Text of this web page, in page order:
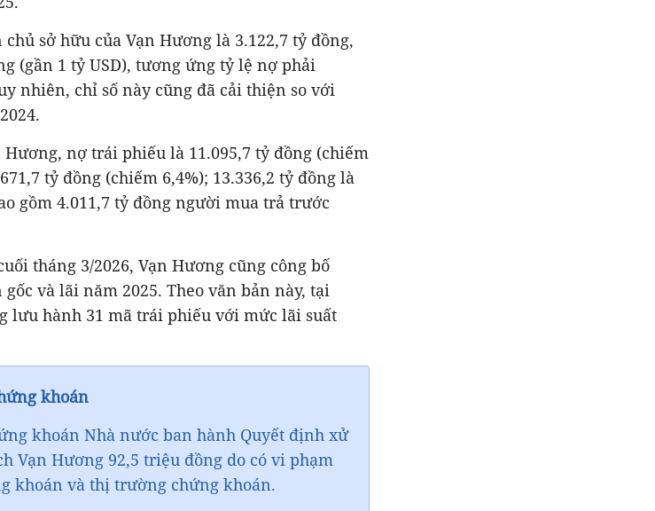
(gần 1 tỷ USD), tương ứng tỷ lệ nợ phải
nhiên, chỉ số này cũng đã cải thiện so với
tỷ đồng (chiếm 6,4%); 13.336,2 tỷ đồng là
gồm 4.011,7 tỷ đồng người mua trả trước
và lãi năm 2025. Theo văn bản này, tại
lưu hành 31 mã trái phiếu với mức lãi suất
khoán
Vạn Hương 92,5 triệu đồng do có vi phạm